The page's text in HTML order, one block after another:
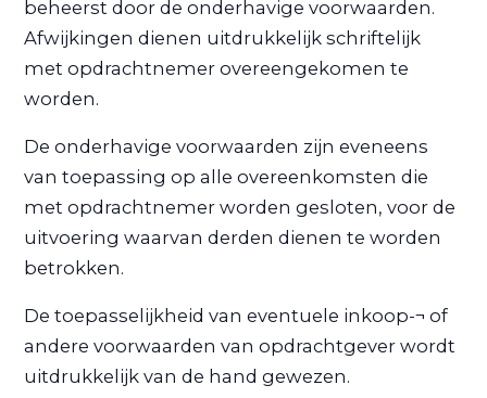
beheerst door de onderhavige voorwaarden.
Afwijkingen dienen uitdrukkelijk schriftelijk
met opdrachtnemer overeengekomen te
worden.
De onderhavige voorwaarden zijn eveneens
van toepassing op alle overeenkomsten die
met opdrachtnemer worden gesloten, voor de
uitvoering waarvan derden dienen te worden
betrokken.
De toepasselijkheid van eventuele inkoop-¬ of
andere voorwaarden van opdrachtgever wordt
uitdrukkelijk van de hand gewezen.